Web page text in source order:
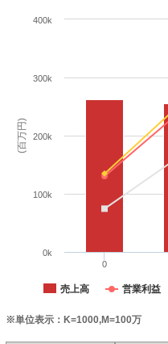
(百万円)
売上高 営業利益
0
0k
100k
200k
300k
400k
※単位表示：K=1000,M=100万